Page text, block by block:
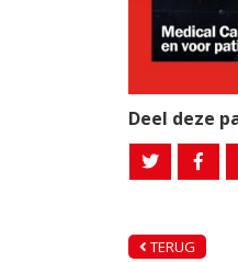
Deel deze
TERUG